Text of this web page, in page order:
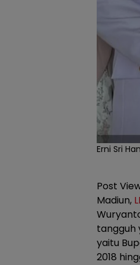
Erni Sri
Post
Madiun,
tangguh
yaitu
2018